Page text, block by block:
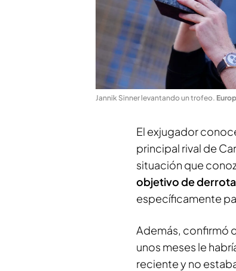
Jannik Sinner levantando un trofeo.
El exjugador
principal rival de
situación que
objetivo de
específicamente
Además, confirmó
unos meses le
reciente y no